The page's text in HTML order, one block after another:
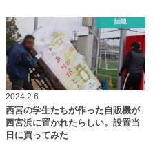
話題
2024.2.6
西宮の学生たちが作った自販機が
西宮浜に置かれたらしい。設置当
日に買ってみた